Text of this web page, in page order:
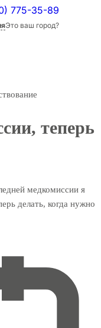
775-35-89
Это ваш город?
теперь
медкомиссии я
делать, когда нужно